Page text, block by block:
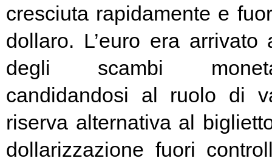
cresciuta rapidamente e
dollaro. L’euro era
degli scambi
candidandosi al ruolo di
riserva alternativa al
dollarizzazione fuori